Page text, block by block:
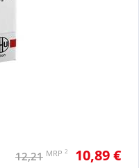
12,21 MRP 2 10,89 €